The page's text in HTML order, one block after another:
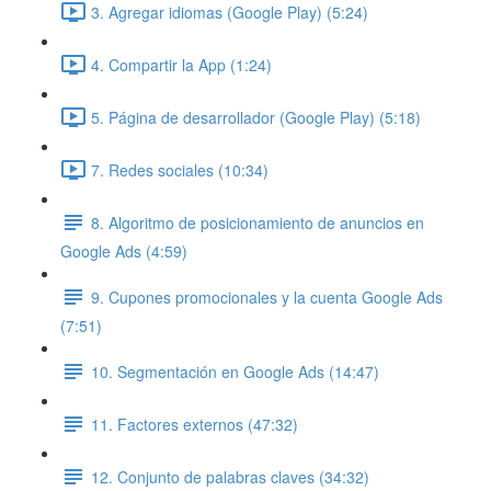
3. Agregar idiomas (Google Play) (5:24)
4. Compartir la App (1:24)
5. Página de desarrollador (Google Play) (5:18)
7. Redes sociales (10:34)
8. Algoritmo de posicionamiento de anuncios en
Google Ads (4:59)
9. Cupones promocionales y la cuenta Google Ads
(7:51)
10. Segmentación en Google Ads (14:47)
11. Factores externos (47:32)
12. Conjunto de palabras claves (34:32)